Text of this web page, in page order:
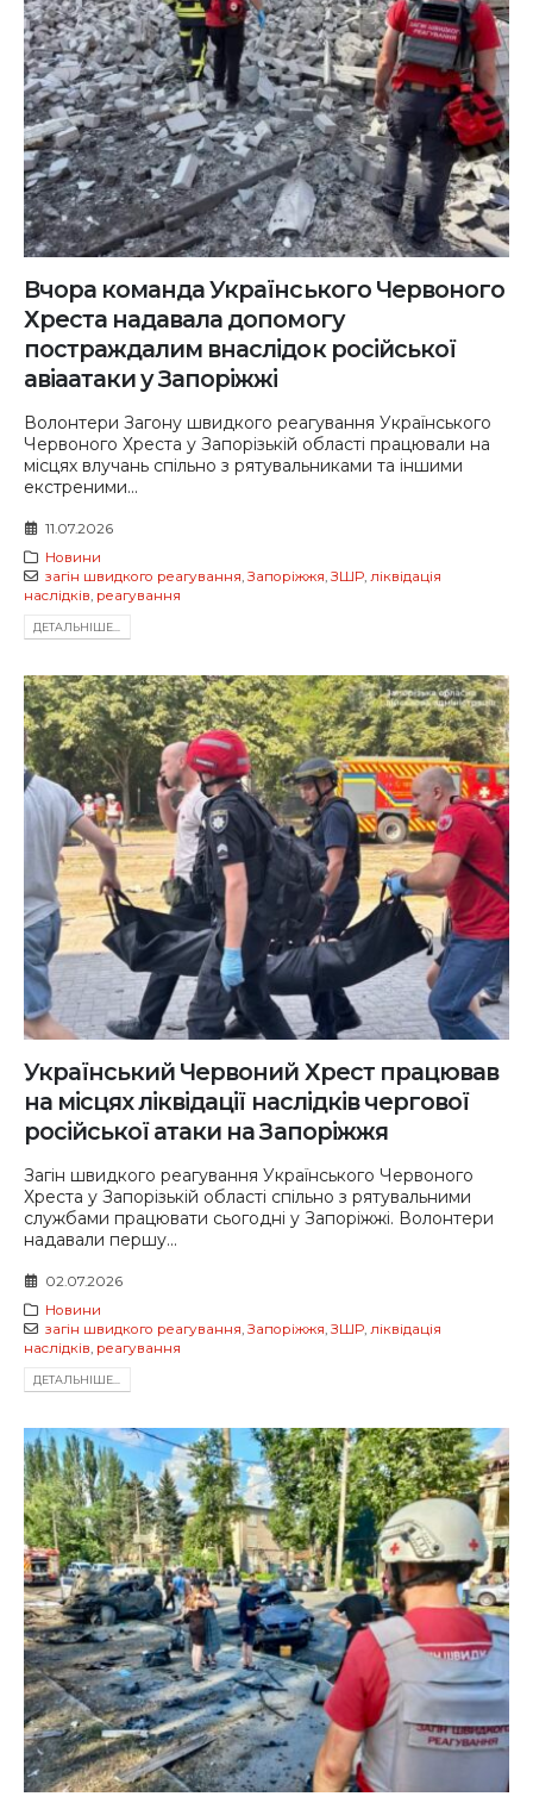
Вчора команда Українського Червоного
Хреста надавала допомогу
постраждалим внаслідок російської
авіаатаки у Запоріжжі
Волонтери Загону швидкого реагування Українського
Червоного Хреста у Запорізькій області працювали на
місцях влучань спільно з рятувальниками та іншими
екстреними...
11.07.2026
Новини
загін швидкого реагування, Запоріжжя, ЗШР, ліквідація
наслідків, реагування
ДЕТАЛЬНIШЕ...
Український Червоний Хрест працював
на місцях ліквідації наслідків чергової
російської атаки на Запоріжжя
Загін швидкого реагування Українського Червоного
Хреста у Запорізькій області спільно з рятувальними
службами працювати сьогодні у Запоріжжі. Волонтери
надавали першу...
02.07.2026
Новини
загін швидкого реагування, Запоріжжя, ЗШР, ліквідація
наслідків, реагування
ДЕТАЛЬНIШЕ...